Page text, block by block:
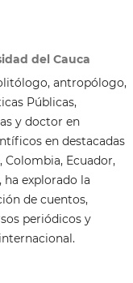
del Cauca
antropólogo,
Públicas,
y doctor en
en destacadas
Colombia, Ecuador,
ha explorado la
de cuentos,
periódicos y